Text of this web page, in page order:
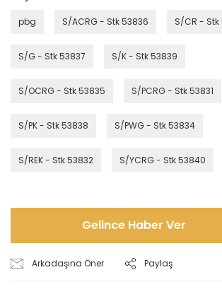
pbg S/ACRG - Stk 53836 S/CR - Stk
S/G - Stk 53837 S/K - Stk 53839
S/OCRG - Stk 53835 S/PCRG - Stk 53831
S/PK - Stk 53838 S/PWG - Stk 53834
S/REK - Stk 53832 S/YCRG - Stk 53840
Gelince Haber Ver
Arkadaşına Öner Paylaş